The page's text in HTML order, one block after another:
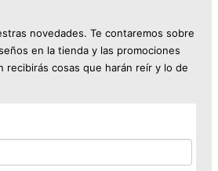
novedades. Te contaremos sobre
en la tienda y las promociones
recibirás cosas que harán reír y lo de